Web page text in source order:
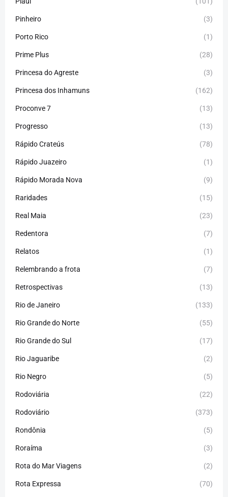
Pinheiro (3)
Porto Rico (1)
Prime Plus (28)
Princesa do Agreste (3)
Princesa dos Inhamuns (162)
Proconve 7 (13)
Progresso (13)
Rápido Crateús (78)
Rápido Juazeiro (1)
Rápido Morada Nova (9)
Raridades (15)
Real Maia (23)
Redentora (7)
Relatos (1)
Relembrando a frota (7)
Retrospectivas (13)
Rio de Janeiro (133)
Rio Grande do Norte (55)
Rio Grande do Sul (17)
Rio Jaguaribe (2)
Rio Negro (5)
Rodoviária (22)
Rodoviário (373)
Rondônia (5)
Roraíma (3)
Rota do Mar Viagens (2)
Rota Expressa (70)